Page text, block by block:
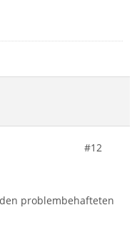
#12
problembehafteten